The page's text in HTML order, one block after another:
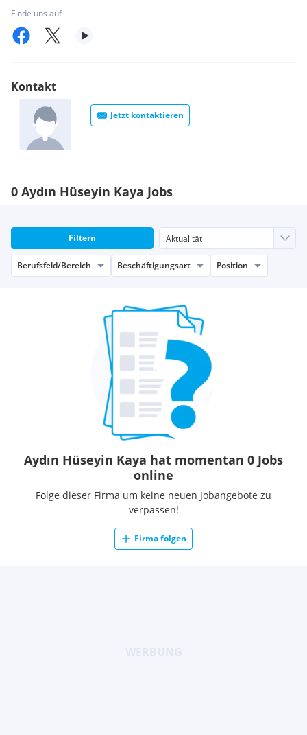
Finde uns auf
Kontakt
Jetzt kontaktieren
0 Aydın Hüseyin Kaya Jobs
Filtern
Berufsfeld/Bereich Beschäftigungsart Position
Aydın Hüseyin Kaya hat momentan 0 Jobs
online
Folge dieser Firma um keine neuen Jobangebote zu
verpassen!
Firma folgen